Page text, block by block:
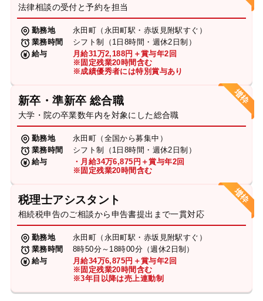
法律相談の受付と予約を担当
勤務地
永田町（永田町駅・赤坂見附駅すぐ）
業務時間
シフト制（1日8時間・週休2日制）
給与
月給31万2,188円＋賞与年2回
※固定残業20時間含む
※成績優秀者には特別賞与あり
新卒・準新卒 総合職
大学・院の卒業数年内を対象にした総合職
勤務地
永田町（全国から募集中）
業務時間
シフト制（1日8時間・週休2日制）
給与
・月給34万6,875円＋賞与年2回
※固定残業20時間含む
税理士アシスタント
相続税申告のご相談から申告書提出まで一貫対応
勤務地
永田町（永田町駅・赤坂見附駅すぐ）
業務時間
8時50分～18時00分（週休2日制）
給与
月給34万6,875円＋賞与年2回
※固定残業20時間含む
※3年目以降は売上連動制